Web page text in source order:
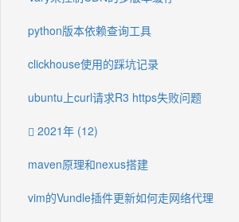
python版本依赖查询工具
clickhouse使用的踩坑记录
ubuntu上curl请求R3 https失败问题
2021年 (12)
maven原理和nexus搭建
vim的Vundle插件更新如何走网络代理